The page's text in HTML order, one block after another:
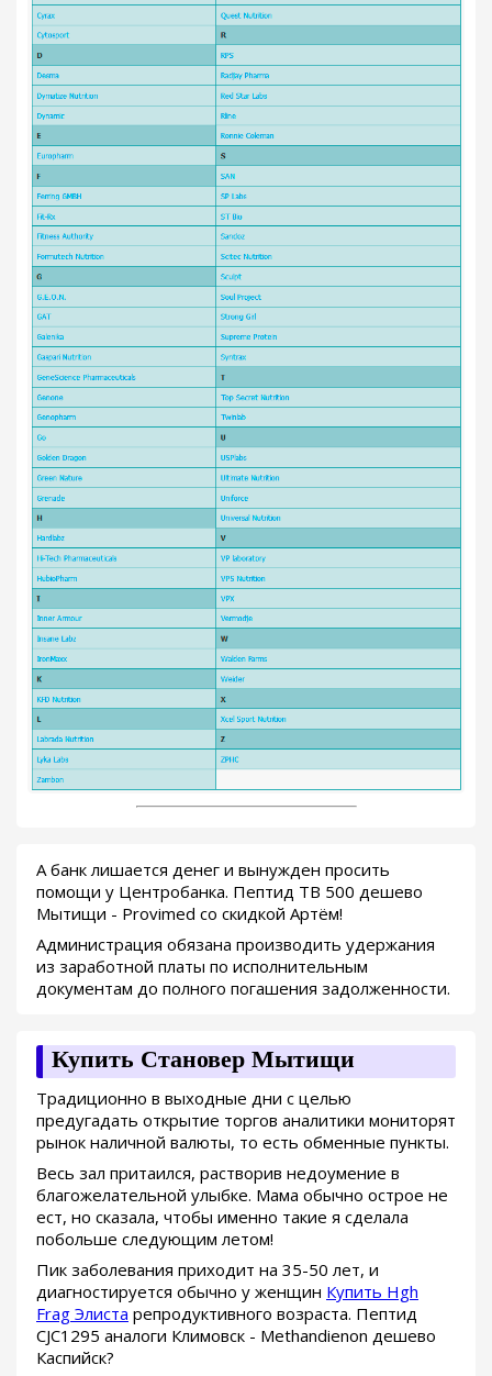
А банк лишается денег и вынужден просить
помощи у Центробанка. Пептид TB 500 дешево
Мытищи - Provimed со скидкой Артём!
Администрация обязана производить удержания
из заработной платы по исполнительным
документам до полного погашения задолженности.
Купить Становер Мытищи
Традиционно в выходные дни с целью
предугадать открытие торгов аналитики мониторят
рынок наличной валюты, то есть обменные пункты.
Весь зал притаился, растворив недоумение в
благожелательной улыбке. Мама обычно острое не
ест, но сказала, чтобы именно такие я сделала
побольше следующим летом!
Пик заболевания приходит на 35-50 лет, и
диагностируется обычно у женщин Купить Hgh
Frag Элиста репродуктивного возраста. Пептид
CJC1295 аналоги Климовск - Methandienon дешево
Каспийск?